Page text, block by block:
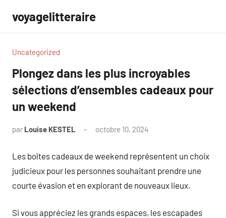
contenu
voyagelitteraire
Uncategorized
Plongez dans les plus incroyables
sélections d’ensembles cadeaux pour
un weekend
par Louise KESTEL octobre 10, 2024
Les boîtes cadeaux de weekend représentent un choix
judicieux pour les personnes souhaitant prendre une
courte évasion et en explorant de nouveaux lieux.
Si vous appréciez les grands espaces, les escapades